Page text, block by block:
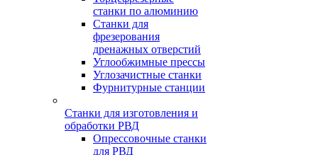
станки по алюминию
Станки для
фрезерования
дренажных отверстий
Углообжимные прессы
Углозачистные станки
Фурнитурные станции
Станки для изготовления и
обработки РВД
Опрессовочные станки
для РВД